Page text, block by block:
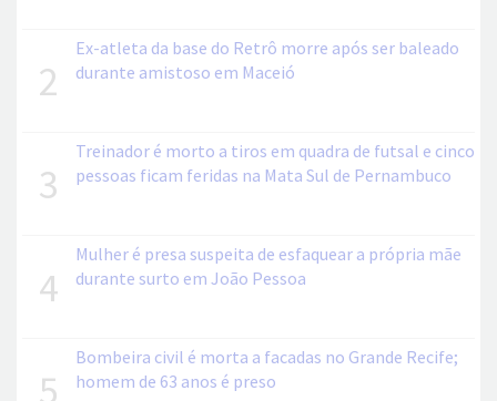
2
Ex-atleta da base do Retrô morre após ser baleado
durante amistoso em Maceió
3
Treinador é morto a tiros em quadra de futsal e cinco
pessoas ficam feridas na Mata Sul de Pernambuco
4
Mulher é presa suspeita de esfaquear a própria mãe
durante surto em João Pessoa
5
Bombeira civil é morta a facadas no Grande Recife;
homem de 63 anos é preso